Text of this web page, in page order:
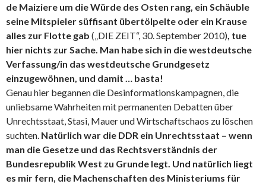
de Maiziere um die Würde des Osten rang, ein Schäuble
seine Mitspieler süffisant übertölpelte oder ein Krause
alles zur Flotte gab („DIE ZEIT“, 30. September 2010), tue
hier nichts zur Sache. Man habe sich in die westdeutsche
Verfassung/in das westdeutsche Grundgesetz
einzugewöhnen, und damit … basta!
Genau hier begannen die Desinformationskampagnen, die
unliebsame Wahrheiten mit permanenten Debatten über
Unrechtsstaat, Stasi, Mauer und Wirtschaftschaos zu löschen
suchten. Natürlich war die DDR ein Unrechtsstaat – wenn
man die Gesetze und das Rechtsverständnis der
Bundesrepublik West zu Grunde legt. Und natürlich liegt
es mir fern, die Machenschaften des Ministeriums für